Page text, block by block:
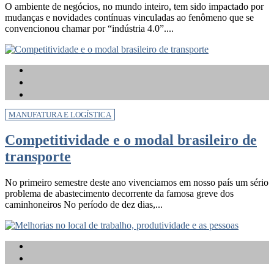
O ambiente de negócios, no mundo inteiro, tem sido impactado por
mudanças e novidades contínuas vinculadas ao fenômeno que se
convencionou chamar por “indústria 4.0”....
MANUFATURA E LOGÍSTICA
Competitividade e o modal brasileiro de
transporte
No primeiro semestre deste ano vivenciamos em nosso país um sério
problema de abastecimento decorrente da famosa greve dos
caminhoneiros No período de dez dias,...